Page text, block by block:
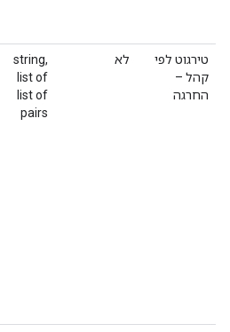
טירגוט לפי
קהל –
החרגה
לא
string,
list of
list of
pairs